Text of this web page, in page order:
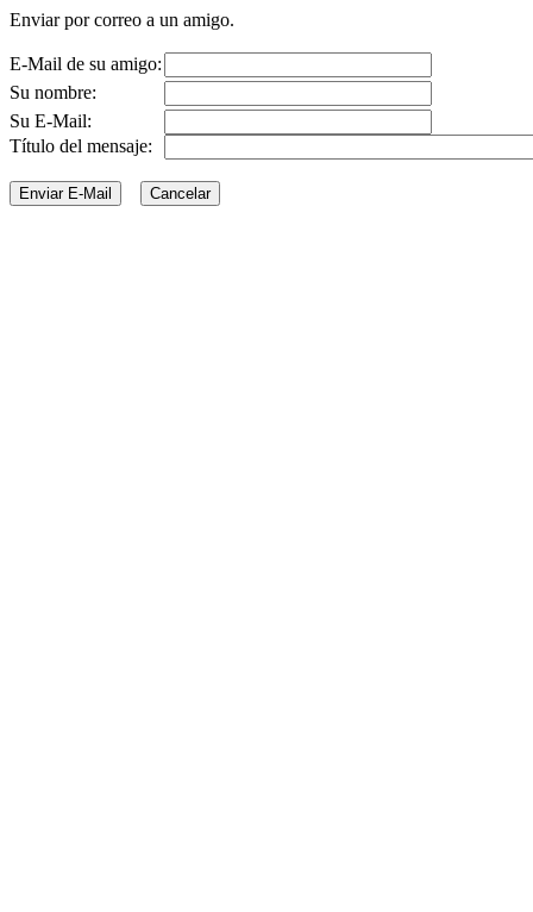
Enviar por correo a un amigo.
E-Mail de su amigo:
Su nombre:
Su E-Mail:
Título del mensaje: